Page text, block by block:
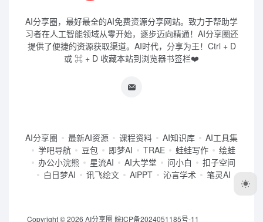
AI分享圈，最好最全的AI免费资源分享网站。致力于帮助学
习者在人工智能领域从零开始，逐步迈向精通！AI分享圈还
提供了便捷的资源获取渠道。AI时代，分享为王！Ctrl + D
或 ⌘ + D 收藏本站到浏览器书签栏❤️
AI分享圈 最新AI资源 课程资料 AI知识库
AI工具集
学吧导航
豆包 即梦AI TRAE 蛙蛙写作
绘蛙
办公小浣熊
星流AI AI大学堂 问小白
扣子空间
白日梦AI
讯飞绘文 AiPPT 沁言学术 笔灵AI
Copyright © 2026 AI分享圈 皖ICP备2024051185号-11